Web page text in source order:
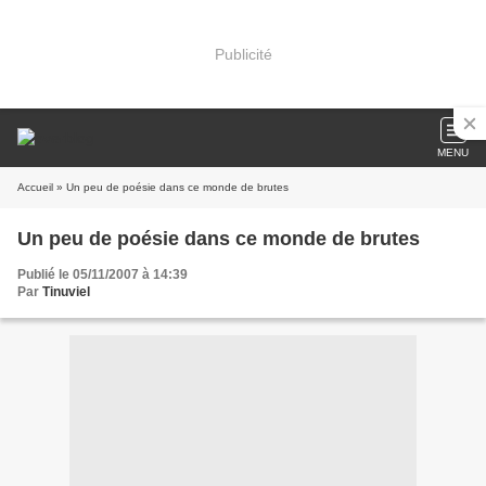
Publicité
MENU
Accueil » Un peu de poésie dans ce monde de brutes
Un peu de poésie dans ce monde de brutes
Publié le 05/11/2007 à 14:39
Par Tinuviel